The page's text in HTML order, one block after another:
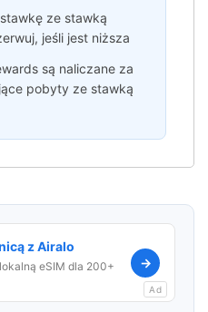
ze stawką
jeśli jest niższa
są naliczane za
pobyty ze stawką
z Airalo
eSIM dla 200+
→
Ad